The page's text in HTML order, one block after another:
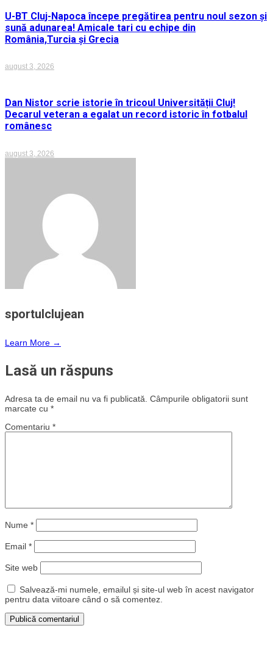
U-BT Cluj-Napoca începe pregătirea pentru noul sezon și
sună adunarea! Amicale tari cu echipe din
România,Turcia și Grecia
august 3, 2026
Dan Nistor scrie istorie în tricoul Universității Cluj!
Decarul veteran a egalat un record istoric în fotbalul
românesc
august 3, 2026
sportulclujean
Learn More →
Lasă un răspuns
Adresa ta de email nu va fi publicată. Câmpurile obligatorii sunt
marcate cu *
Comentariu *
Nume *
Email *
Site web
Salvează-mi numele, emailul și site-ul web în acest navigator
pentru data viitoare când o să comentez.